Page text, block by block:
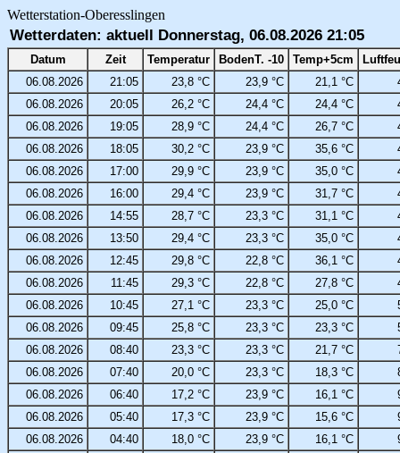
Wetterstation-Oberesslingen
Wetterdaten: aktuell Donnerstag, 06.08.2026 21:05
Datum Zeit Temperatur BodenT. -10 Temp+5cm
06.08.2026
21:05 23,8 °C 23,9 °C 21,1 °C
06.08.2026
20:05 26,2 °C 24,4 °C 24,4 °C
06.08.2026
19:05 28,9 °C 24,4 °C 26,7 °C
06.08.2026
18:05 30,2 °C 23,9 °C 35,6 °C
06.08.2026
17:00 29,9 °C 23,9 °C 35,0 °C
06.08.2026
16:00 29,4 °C 23,9 °C 31,7 °C
06.08.2026
14:55 28,7 °C 23,3 °C 31,1 °C
06.08.2026
13:50 29,4 °C 23,3 °C 35,0 °C
06.08.2026
12:45 29,8 °C 22,8 °C 36,1 °C
06.08.2026
11:45 29,3 °C 22,8 °C 27,8 °C
06.08.2026
10:45 27,1 °C 23,3 °C 25,0 °C
06.08.2026
09:45 25,8 °C 23,3 °C 23,3 °C
06.08.2026
08:40 23,3 °C 23,3 °C 21,7 °C
06.08.2026
07:40 20,0 °C 23,3 °C 18,3 °C
06.08.2026
06:40 17,2 °C 23,9 °C 16,1 °C
06.08.2026
05:40 17,3 °C 23,9 °C 15,6 °C
06.08.2026
04:40 18,0 °C 23,9 °C 16,1 °C